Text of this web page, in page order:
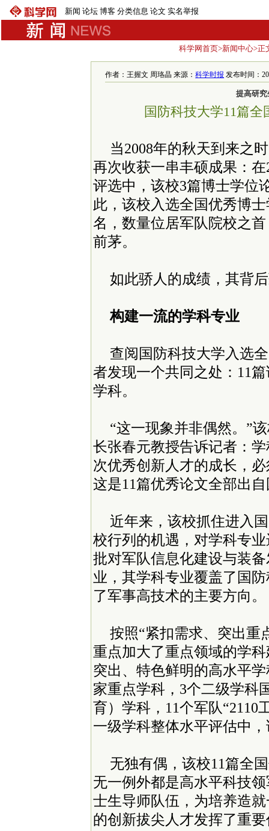
新闻 论坛 博客 分类信息 论文 实名举报
科学网首页>新闻中心>正
作者：王握文 周珞晶 来源：科学时报 发布时间：
提高研
国防科技大学11篇
当2008年的秋天到来之
再次收获一串丰硕成果：
评选中，该校3篇博士学位
此，该校入选全国优秀博
名，数量位居军队院校之
前茅。
如此骄人的成绩，其背
构建一流的学科专业
查阅国防科技大学入选
者发现一个共同之处：11
学科。
“这一现象并非偶然。”
长张春元教授告诉记者：
次优秀创新人才的成长，
这是11篇优秀论文全部出
近年来，该校抓住进入
校行列的机遇，对学科专
批对军队信息化建设与装
业，其学科专业覆盖了国
了军事高技术的主要方向。
按照“紧扣需求、突出重
重点加大了重点领域的学
突出、特色鲜明的高水平
家重点学科，3个二级学科
育）学科，11个军队“2110
一级学科整体水平评估中
无独有偶，该校11篇全
无一例外都是高水平科技
士生导师队伍，为培养造
的创新拔尖人才发挥了重